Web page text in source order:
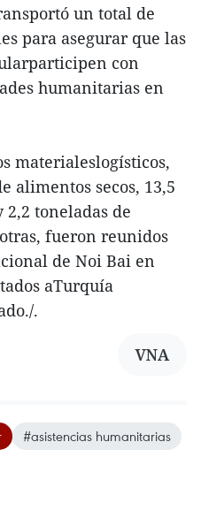
un total de
para asegurar que las
con
humanitarias en
materialeslogísticos,
alimentos secos, 13,5
toneladas de
fueron reunidos
de Noi Bai en
aTurquía
.
VNA
#asistencias humanitarias